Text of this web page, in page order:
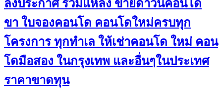
ลงประกาศ รวมแหล่ง ขายดาวน์คอนโด
ขา ใบจองคอนโด คอนโดใหม่ครบทุก
โครงการ ทุกทำเล ให้เช่าคอนโด ใหม่ คอน
โดมือสอง ในกรุงเทพ และอื่นๆในประเทศ
ราคาขาดทุน